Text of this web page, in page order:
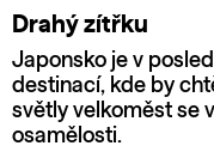
Drahý zítřku
Japonsko je v
destinací, kde by
světly velkoměst se
osamělosti.